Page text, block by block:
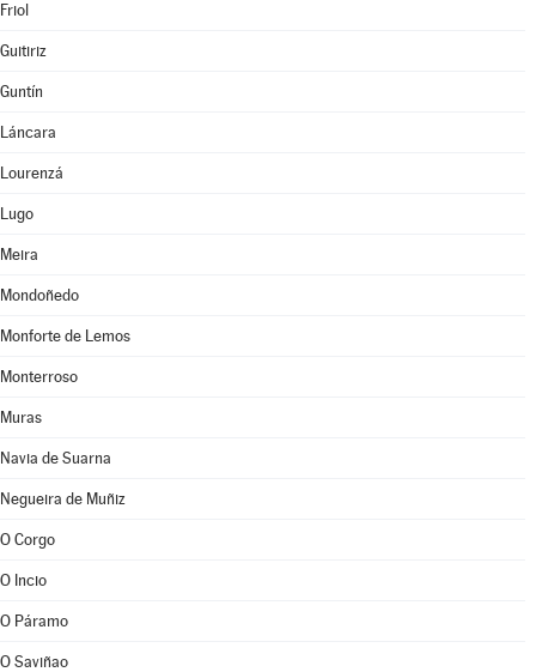
Friol
Guitiriz
Guntín
Láncara
Lourenzá
Lugo
Meira
Mondoñedo
Monforte de Lemos
Monterroso
Muras
Navia de Suarna
Negueira de Muñiz
O Corgo
O Incio
O Páramo
O Saviñao